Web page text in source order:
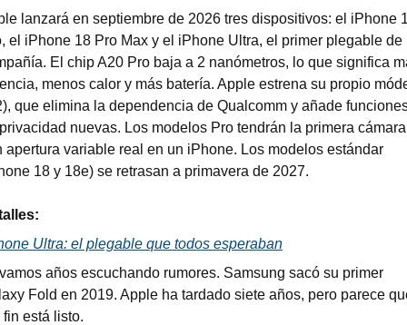
lanzará en septiembre de 2026 tres dispositivos: el iPhone
el iPhone 18 Pro Max y el iPhone Ultra, el primer plegable de
El chip A20 Pro baja a 2 nanómetros, lo que significa
menos calor y más batería. Apple estrena su propio
que elimina la dependencia de Qualcomm y añade
nuevas. Los modelos Pro tendrán la primera cámara
apertura variable real en un iPhone. Los modelos estándar
18 y 18e) se retrasan a primavera de 2027.
Ultra: el plegable que todos esperaban
años escuchando rumores. Samsung sacó su primer
Fold en 2019. Apple ha tardado siete años, pero parece
fin está listo.